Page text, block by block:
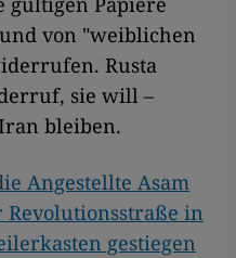
von "weiblichen
Rusta
sie will –
bleiben.
Angestellte Asam
in
gestiegen